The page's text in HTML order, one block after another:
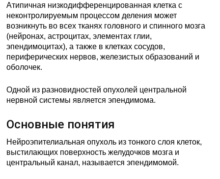
Атипичная низкодифференцированная клетка с
неконтролируемым процессом деления может
возникнуть во всех тканях головного и спинного мозга
(нейронах, астроцитах, элементах глии,
эпендимоцитах), а также в клетках сосудов,
периферических нервов, железистых образований и
оболочек.
Одной из разновидностей опухолей центральной
нервной системы является эпендимома.
Основные понятия
Нейроэпителиальная опухоль из тонкого слоя клеток,
выстилающих поверхность желудочков мозга и
центральный канал, называется эпендимомой.